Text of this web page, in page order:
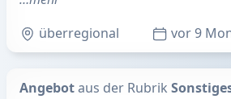
überregional
vor 9
Angebotaus der Rubrik